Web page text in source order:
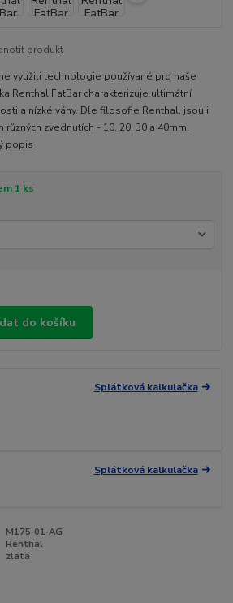
produkt
využili technologie používané pro naše
Renthal FatBar charakterizuje ultimátní
a nízké váhy. Dle filosofie Renthal, jsou i
různých zvednutích - 10, 20, 30 a 40mm.
popis
1 ks
do košíku
Splátková kalkulačka
Splátková kalkulačka
M175‑01‑AG
Renthal
zlatá